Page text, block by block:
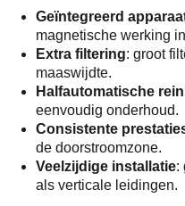
Geïntegreerd
magnetische werking
Extra filtering: groot
maaswijdte.
Halfautomatische
eenvoudig onderhoud.
Consistente
de doorstroomzone.
Veelzijdige installatie:
als verticale leidingen.